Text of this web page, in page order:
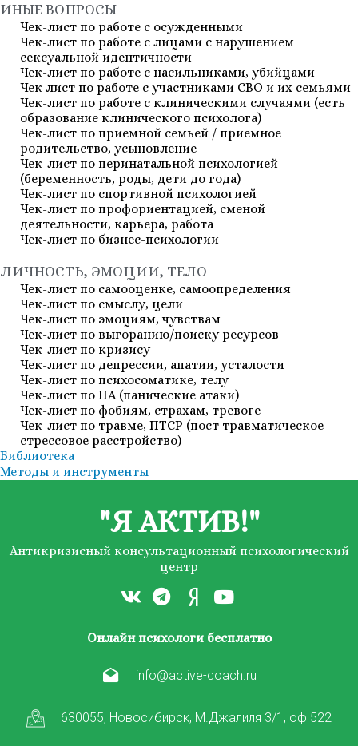
ИНЫЕ ВОПРОСЫ
Чек-лист по работе с осужденными
Чек-лист по работе с лицами с нарушением
сексуальной идентичности
Чек-лист по работе с насильниками, убийцами
Чек лист по работе с участниками СВО и их семьями
Чек-лист по работе с клиническими случаями (есть
образование клинического психолога)
Чек-лист по приемной семьей / приемное
родительство, усыновление
Чек-лист по перинатальной психологией
(беременность, роды, дети до года)
Чек-лист по спортивной психологией
Чек-лист по профориентацией, сменой
деятельности, карьера, работа
Чек-лист по бизнес-психологии
ЛИЧНОСТЬ, ЭМОЦИИ, ТЕЛО
Чек-лист по самооценке, самоопределения
Чек-лист по смыслу, цели
Чек-лист по эмоциям, чувствам
Чек-лист по выгоранию/поиску ресурсов
Чек-лист по кризису
Чек-лист по депрессии, апатии, усталости
Чек-лист по психосоматике, телу
Чек-лист по ПА (панические атаки)
Чек-лист по фобиям, страхам, тревоге
Чек-лист по травме, ПТСР (пост травматическое
стрессовое расстройство)
Библиотека
Методы и инструменты
"Я АКТИВ!"
Антикризисный консультационный психологический
центр
Онлайн психологи бесплатно
info@active-coach.ru
630055, Новосибирск, М.Джалиля 3/1, оф 522